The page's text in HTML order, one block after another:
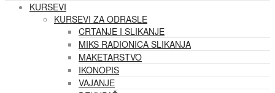
KURSEVI
KURSEVI ZA ODRASLE
CRTANJE I SLIKANJE
MIKS RADIONICA SLIKANJA
MAKETARSTVO
IKONOPIS
VAJANJE